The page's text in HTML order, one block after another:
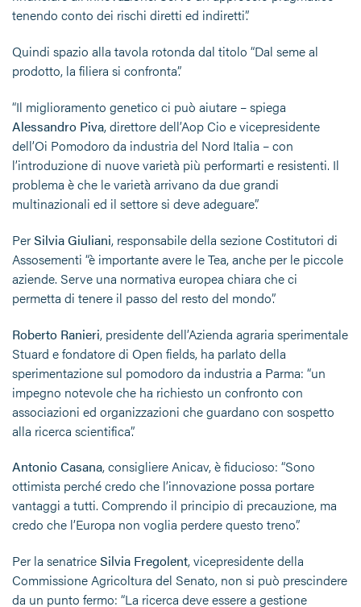
tenendo conto dei rischi diretti ed indiretti”.
Quindi spazio alla tavola rotonda dal titolo “Dal seme al
prodotto, la filiera si confronta”.
“Il miglioramento genetico ci può aiutare – spiega
Alessandro Piva, direttore dell’Aop Cio e vicepresidente
dell’Oi Pomodoro da industria del Nord Italia – con
l’introduzione di nuove varietà più performarti e resistenti. Il
problema è che le varietà arrivano da due grandi
multinazionali ed il settore si deve adeguare”.
PerSilvia Giuliani, responsabile della sezione Costitutori di
Assosementi “è importante avere le Tea, anche per le piccole
aziende. Serve una normativa europea chiara che ci
permetta di tenere il passo del resto del mondo”.
Roberto Ranieri, presidente dell’Azienda agraria sperimentale
Stuard e fondatore di Open fields, ha parlato della
sperimentazione sul pomodoro da industria a Parma: “un
impegno notevole che ha richiesto un confronto con
associazioni ed organizzazioni che guardano con sospetto
alla ricerca scientifica”.
Antonio Casana, consigliere Anicav, è fiducioso: “Sono
ottimista perché credo che l’innovazione possa portare
vantaggi a tutti. Comprendo il principio di precauzione, ma
credo che l’Europa non voglia perdere questo treno”.
Per la senatriceSilvia Fregolent, vicepresidente della
Commissione Agricoltura del Senato, non si può prescindere
da un punto fermo: “La ricerca deve essere a gestione